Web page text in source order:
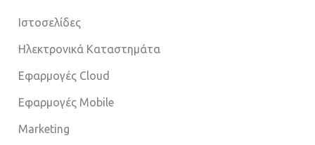
Ιστοσελίδες
Ηλεκτρονικά Καταστημάτα
Εφαρμογές Cloud
Εφαρμογές Mobile
Marketing